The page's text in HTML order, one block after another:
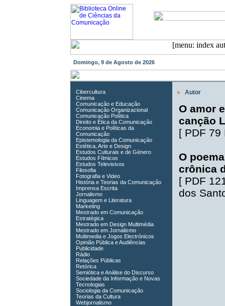
Domingo, 9 de Agosto de 2026
Cibercultura
Cinema
Comunicação e Educação
Comunicação Organizacional
Comunicação Política
Direito e Ética da Comunicação
Economia e Políticas da
Comunicação
Epistemologia da Comunicação
Estética, Arte e Design
Estudos Culturais e de Género
Estudos Fílmicos
Estudos Televisivos
Filosofia
Fotografia e Video
História e Teorias da Comunicação
Imprensa Escrita
Jornalismo
Linguagem e Literatura
Marketing
Mestrado em Comunicação
Estratégica
Mestrado em Design Multimédia
Mestrado em Jornalismo
Multimedia e Jogos Electrónicos
Opinião Pública e Audiências
Publicidade
Rádio
Relações Públicas
Retórica
Semiótica e Análise do Discurso
Sociedade da Informação e Novas
Tecnologias
Sociologia da Comunicação
Teorias da Cultura
Webjornalismo
» Autor
O amor
canção
[ PDF 79
O
crônica
[ PDF
dos